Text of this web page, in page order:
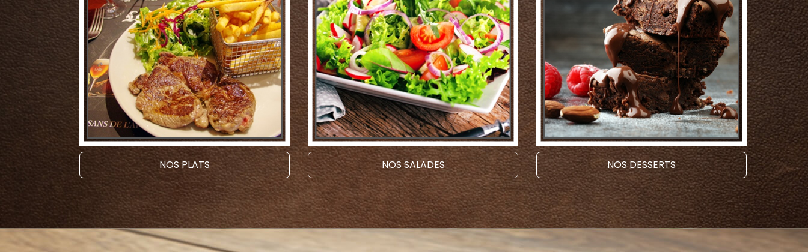
NOS PLATS NOS SALADES NOS DESSERTS